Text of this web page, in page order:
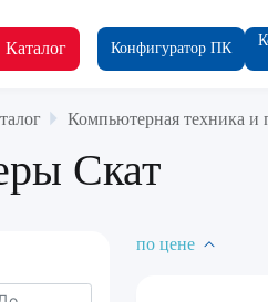
Каталог Конфигуратор ПК
Компьютерная техника и
Скат
по цене